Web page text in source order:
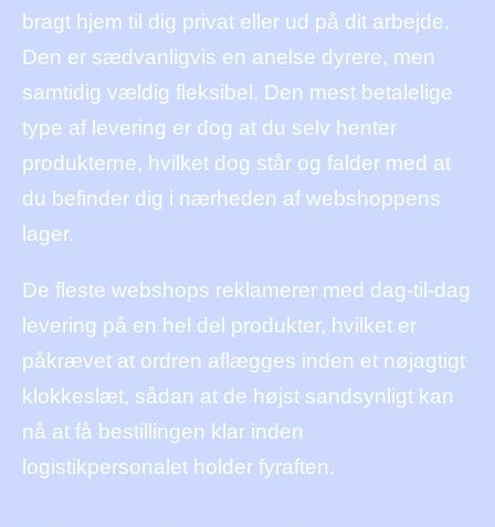
bragt hjem til dig privat eller ud på dit arbejde.
Den er sædvanligvis en anelse dyrere, men
samtidig vældig fleksibel. Den mest betalelige
type af levering er dog at du selv henter
produkterne, hvilket dog står og falder med at
du befinder dig i nærheden af webshoppens
lager.
De fleste webshops reklamerer med dag-til-dag
levering på en hel del produkter, hvilket er
påkrævet at ordren aflægges inden et nøjagtigt
klokkeslæt, sådan at de højst sandsynligt kan
nå at få bestillingen klar inden
logistikpersonalet holder fyraften.